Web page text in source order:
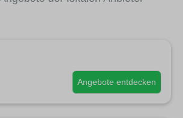
Angebote entdecken